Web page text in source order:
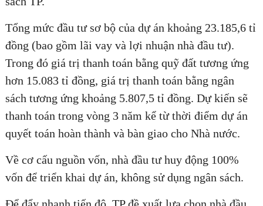
Tổng mức đầu tư sơ bộ của dự án khoảng 23.185,6 tỉ
đồng (bao gồm lãi vay và lợi nhuận nhà đầu tư).
Trong đó giá trị thanh toán bằng quỹ đất tương ứng
hơn 15.083 tỉ đồng, giá trị thanh toán bằng ngân
sách tương ứng khoảng 5.807,5 tỉ đồng. Dự kiến sẽ
thanh toán trong vòng 3 năm kể từ thời điểm dự án
quyết toán hoàn thành và bàn giao cho Nhà nước.
Về cơ cấu nguồn vốn, nhà đầu tư huy động 100%
vốn để triển khai dự án, không sử dụng ngân sách.
Đăng ký tư vấn trực tiếp 24/7:
0835182528 - 0819151818